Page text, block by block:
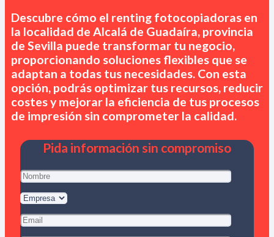
Descubre cómo el renting fotocopiadoras en
la localidad de Alcalá de Guadaíra, provincia
de Sevilla puede transformar tu negocio,
proporcionando soluciones flexibles que se
adaptan a todas tus necesidades. Con esta
opción, podrás optimizar tus recursos, reducir
costes y mejorar la eficiencia de tus procesos
de impresión sin comprometer la calidad.
Pida información sin compromiso